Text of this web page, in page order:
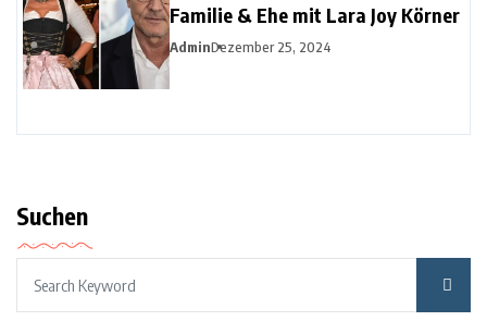
Familie & Ehe mit Lara Joy Körner
AdminDezember 25, 2024
Suchen